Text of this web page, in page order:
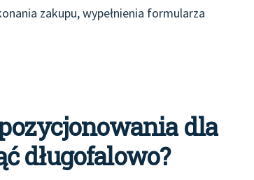
zakupu, wypełnienia formularza
dla
długofalowo?